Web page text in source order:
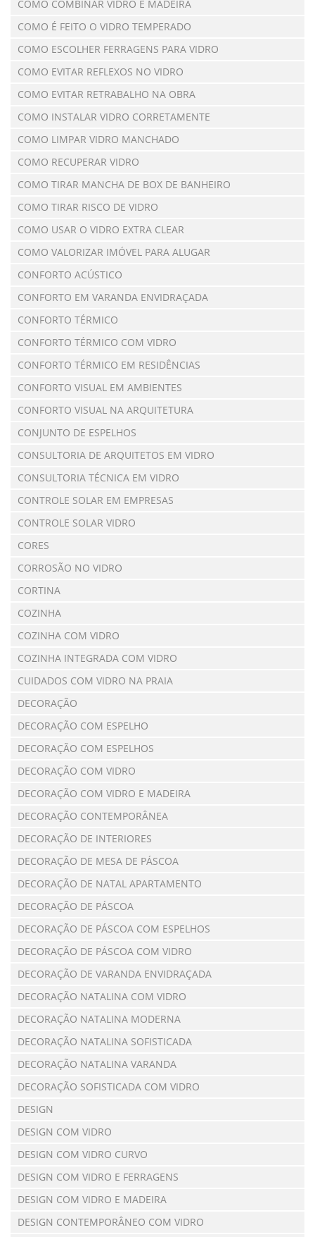
COMO COMBINAR VIDRO E MADEIRA
COMO É FEITO O VIDRO TEMPERADO
COMO ESCOLHER FERRAGENS PARA VIDRO
COMO EVITAR REFLEXOS NO VIDRO
COMO EVITAR RETRABALHO NA OBRA
COMO INSTALAR VIDRO CORRETAMENTE
COMO LIMPAR VIDRO MANCHADO
COMO RECUPERAR VIDRO
COMO TIRAR MANCHA DE BOX DE BANHEIRO
COMO TIRAR RISCO DE VIDRO
COMO USAR O VIDRO EXTRA CLEAR
COMO VALORIZAR IMÓVEL PARA ALUGAR
CONFORTO ACÚSTICO
CONFORTO EM VARANDA ENVIDRAÇADA
CONFORTO TÉRMICO
CONFORTO TÉRMICO COM VIDRO
CONFORTO TÉRMICO EM RESIDÊNCIAS
CONFORTO VISUAL EM AMBIENTES
CONFORTO VISUAL NA ARQUITETURA
CONJUNTO DE ESPELHOS
CONSULTORIA DE ARQUITETOS EM VIDRO
CONSULTORIA TÉCNICA EM VIDRO
CONTROLE SOLAR EM EMPRESAS
CONTROLE SOLAR VIDRO
CORES
CORROSÃO NO VIDRO
CORTINA
COZINHA
COZINHA COM VIDRO
COZINHA INTEGRADA COM VIDRO
CUIDADOS COM VIDRO NA PRAIA
DECORAÇÃO
DECORAÇÃO COM ESPELHO
DECORAÇÃO COM ESPELHOS
DECORAÇÃO COM VIDRO
DECORAÇÃO COM VIDRO E MADEIRA
DECORAÇÃO CONTEMPORÂNEA
DECORAÇÃO DE INTERIORES
DECORAÇÃO DE MESA DE PÁSCOA
DECORAÇÃO DE NATAL APARTAMENTO
DECORAÇÃO DE PÁSCOA
DECORAÇÃO DE PÁSCOA COM ESPELHOS
DECORAÇÃO DE PÁSCOA COM VIDRO
DECORAÇÃO DE VARANDA ENVIDRAÇADA
DECORAÇÃO NATALINA COM VIDRO
DECORAÇÃO NATALINA MODERNA
DECORAÇÃO NATALINA SOFISTICADA
DECORAÇÃO NATALINA VARANDA
DECORAÇÃO SOFISTICADA COM VIDRO
DESIGN
DESIGN COM VIDRO
DESIGN COM VIDRO CURVO
DESIGN COM VIDRO E FERRAGENS
DESIGN COM VIDRO E MADEIRA
DESIGN CONTEMPORÂNEO COM VIDRO